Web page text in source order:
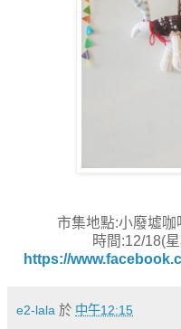
市集地點:小廢墟咖
時間:12/18(
https://
e2-lala 於 中午12:15